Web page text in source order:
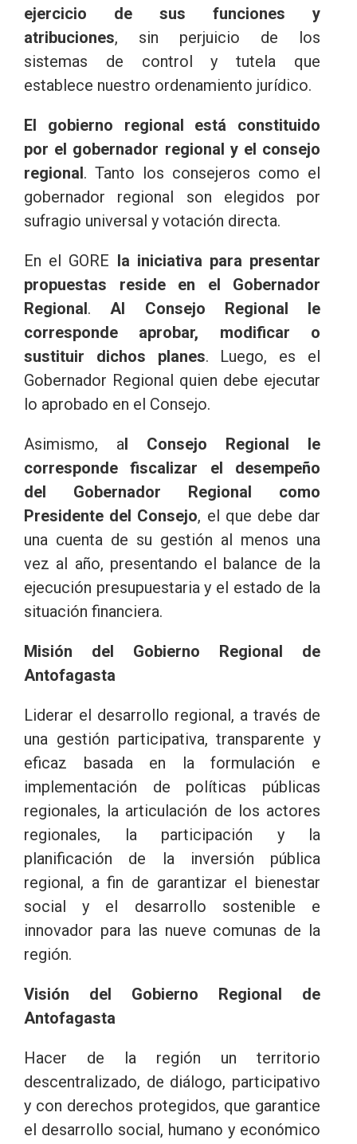
ejercicio de sus funciones y
atribuciones, sin perjuicio de los
sistemas de control y tutela que
establece nuestro ordenamiento jurídico.
El gobierno regional está constituido
por el gobernador regional y el consejo
regional. Tanto los consejeros como el
gobernador regional son elegidos por
sufragio universal y votación directa.
En el GORE la iniciativa para presentar
propuestas reside en el Gobernador
Regional. Al Consejo Regional le
corresponde aprobar, modificar o
sustituir dichos planes. Luego, es el
Gobernador Regional quien debe ejecutar
lo aprobado en el Consejo.
Asimismo, al Consejo Regional le
corresponde fiscalizar el desempeño
del Gobernador Regional como
Presidente del Consejo, el que debe dar
una cuenta de su gestión al menos una
vez al año, presentando el balance de la
ejecución presupuestaria y el estado de la
situación financiera.
Misión del Gobierno Regional de
Antofagasta
Liderar el desarrollo regional, a través de
una gestión participativa, transparente y
eficaz basada en la formulación e
implementación de políticas públicas
regionales, la articulación de los actores
regionales, la participación y la
planificación de la inversión pública
regional, a fin de garantizar el bienestar
social y el desarrollo sostenible e
innovador para las nueve comunas de la
región.
Visión del Gobierno Regional de
Antofagasta
Hacer de la región un territorio
descentralizado, de diálogo, participativo
y con derechos protegidos, que garantice
el desarrollo social, humano y económico